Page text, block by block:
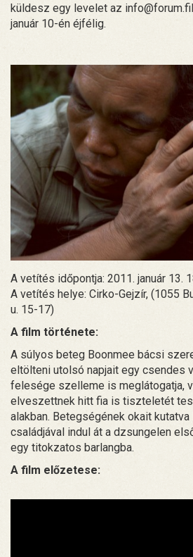
küldesz egy levelet az
január 10-én éjfélig.
A vetítés időpontja: 2011. január 13.
A vetítés helye: Cirko-Gejzír, (1055
u. 15-17)
A film története:
A súlyos beteg Boonmee bácsi
eltölteni utolsó napjait egy csendes
felesége szelleme is meglátogatja,
elveszettnek hitt fia is tiszteletét
alakban. Betegségének okait kutatva
családjával indul át a dzsungelen
egy titokzatos barlangba.
A film előzetese: